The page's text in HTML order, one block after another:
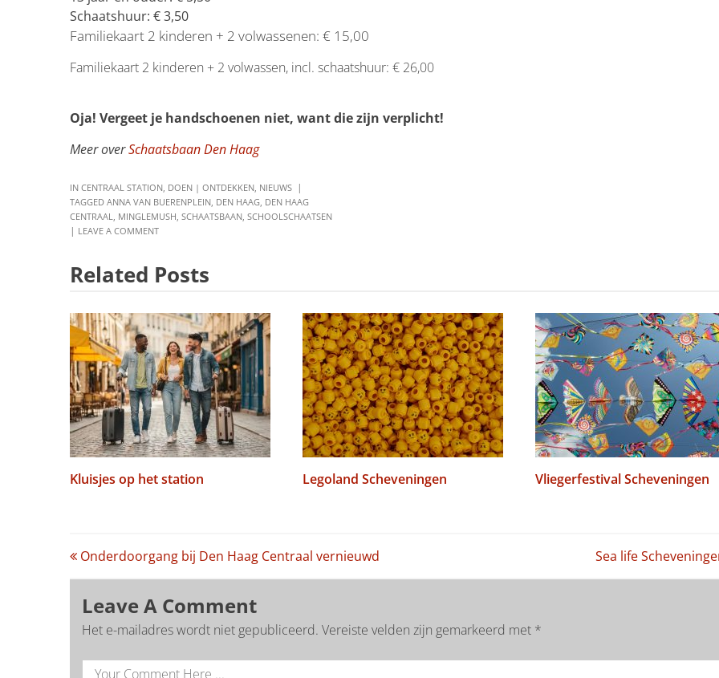
Schaatshuur: € 3,50
Familiekaart 2 kinderen + 2 volwassenen: € 15,00
Familiekaart 2 kinderen + 2 volwassen, incl. schaatshuur: € 26,00
Oja! Vergeet je handschoenen niet, want die zijn verplicht!
Meer overSchaatsbaan Den Haag
IN CENTRAAL STATION, DOEN | ONTDEKKEN, NIEUWS
TAGGED ANNA VAN BUERENPLEIN, DEN HAAG, DEN HAAG
CENTRAAL, MINGLEMUSH, SCHAATSBAAN, SCHOOLSCHAATSEN
LEAVE A COMMENT
Related Posts
Kluisjes op het station Legoland Scheveningen Vliegerfestival Scheveningen
Post
navigation
Onderdoorgang bij Den Haag Centraal vernieuwd Sea life
Leave A Comment
Het e-mailadres wordt niet gepubliceerd. Vereiste velden zijn gemarkeerd met *